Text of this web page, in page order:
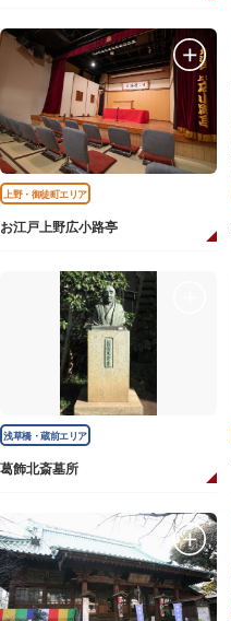
上野・御徒町エリア
お江戸上野広小路亭
浅草橋・蔵前エリア
葛飾北斎墓所